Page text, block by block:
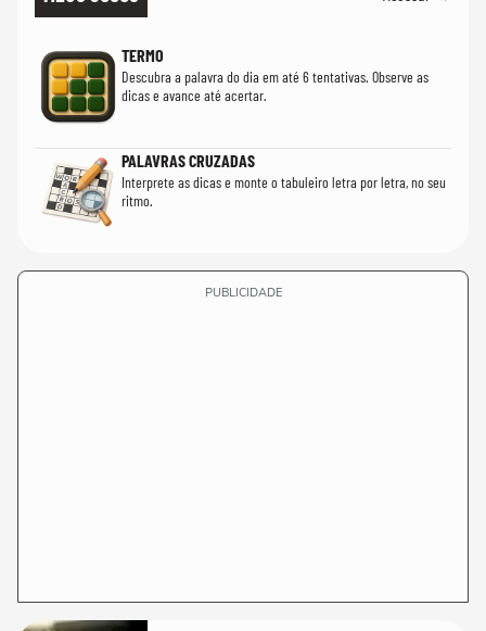
TERMO
Descubra a palavra do dia em até 6 tentativas. Observe as
dicas e avance até acertar.
PALAVRAS CRUZADAS
Interprete as dicas e monte o tabuleiro letra por letra, no seu
ritmo.
PUBLICIDADE